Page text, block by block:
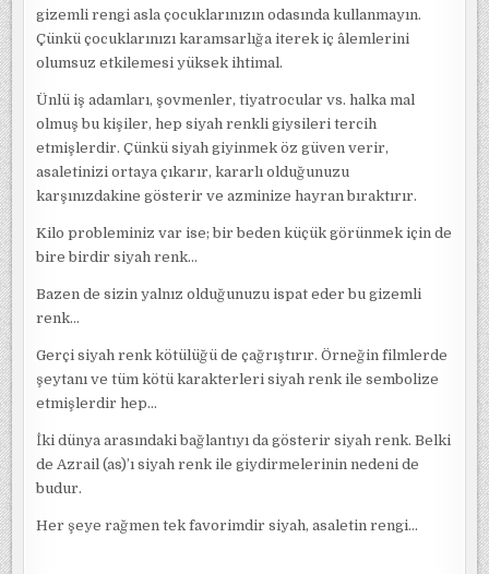
gizemli rengi asla çocuklarınızın odasında kullanmayın.
Çünkü çocuklarınızı karamsarlığa iterek iç âlemlerini
olumsuz etkilemesi yüksek ihtimal.
Ünlü iş adamları, şovmenler, tiyatrocular vs. halka mal
olmuş bu kişiler, hep siyah renkli giysileri tercih
etmişlerdir. Çünkü siyah giyinmek öz güven verir,
asaletinizi ortaya çıkarır, kararlı olduğunuzu
karşınızdakine gösterir ve azminize hayran bıraktırır.
Kilo probleminiz var ise; bir beden küçük görünmek için de
bire birdir siyah renk…
Bazen de sizin yalnız olduğunuzu ispat eder bu gizemli
renk…
Gerçi siyah renk kötülüğü de çağrıştırır. Örneğin filmlerde
şeytanı ve tüm kötü karakterleri siyah renk ile sembolize
etmişlerdir hep…
İki dünya arasındaki bağlantıyı da gösterir siyah renk. Belki
de Azrail (as)’ı siyah renk ile giydirmelerinin nedeni de
budur.
Her şeye rağmen tek favorimdir siyah, asaletin rengi…